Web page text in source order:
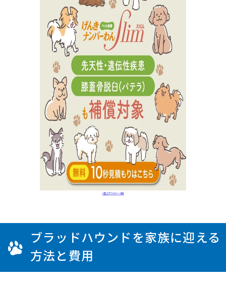
ブラッドハウンドを家族に迎える
方法と費用